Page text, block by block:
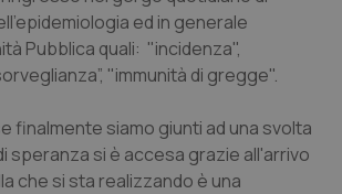
Giulia
ed in generale
Pubblica quali: "incidenza",
"immunità di gregge".
finalmente siamo giunti ad una svolta
speranza si è accesa grazie all'arrivo
che si sta realizzando è una